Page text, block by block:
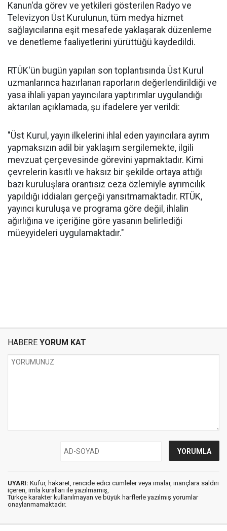
Kanun'da görev ve yetkileri gösterilen Radyo ve
Televizyon Üst Kurulunun, tüm medya hizmet
sağlayıcılarına eşit mesafede yaklaşarak düzenleme
ve denetleme faaliyetlerini yürüttüğü kaydedildi.
RTÜK'ün bugün yapılan son toplantısında Üst Kurul
uzmanlarınca hazırlanan raporların değerlendirildiği ve
yasa ihlali yapan yayıncılara yaptırımlar uygulandığı
aktarılan açıklamada, şu ifadelere yer verildi:
"Üst Kurul, yayın ilkelerini ihlal eden yayıncılara ayrım
yapmaksızın adil bir yaklaşım sergilemekte, ilgili
mevzuat çerçevesinde görevini yapmaktadır. Kimi
çevrelerin kasıtlı ve haksız bir şekilde ortaya attığı
bazı kuruluşlara orantısız ceza özlemiyle ayrımcılık
yapıldığı iddiaları gerçeği yansıtmamaktadır. RTÜK,
yayıncı kuruluşa ve programa göre değil, ihlalin
ağırlığına ve içeriğine göre yasanın belirlediği
müeyyideleri uygulamaktadır."
HABERE YORUM KAT
UYARI: Küfür, hakaret, rencide edici cümleler veya imalar, inançlara saldırı
içeren, imla kuralları ile yazılmamış,
Türkçe karakter kullanılmayan ve büyük harflerle yazılmış yorumlar
onaylanmamaktadır.